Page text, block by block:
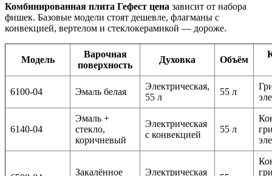
Комбинированная плита Гефест цена зависит от набора
фишек. Базовые модели стоят дешевле, флагманы с
конвекцией, вертелом и стеклокерамикой — дороже.
Модель
Варочная
поверхность
Духовка Объём
6100-04 Эмаль белая
Электрическая,
55 л
55 л
6140-04
Эмаль +
стекло,
коричневый
Электрическая
с конвекцией
55 л
Закалённое Электрическая